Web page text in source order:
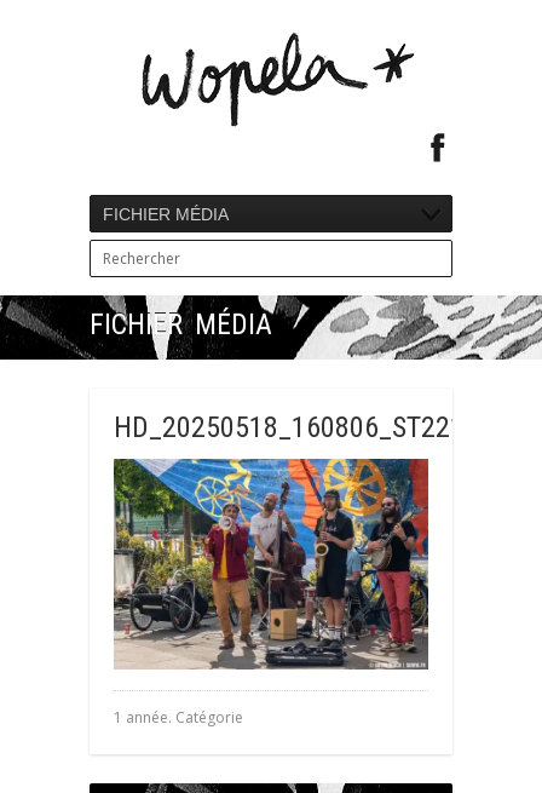
FICHIER MÉDIA
FICHIER MÉDIA
1 année. Catégorie